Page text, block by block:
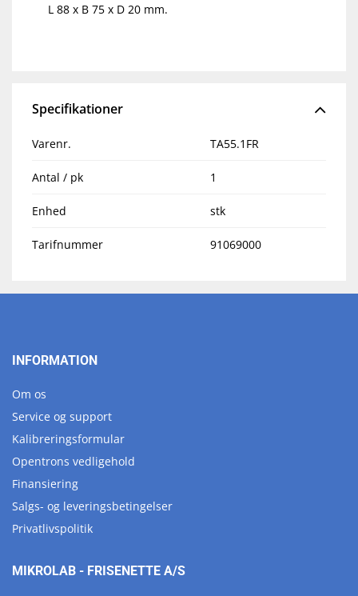
L 88 x B 75 x D 20 mm.
Specifikationer
Varenr. TA55.1FR
Antal / pk 1
Enhed stk
Tarifnummer 91069000
INFORMATION
Om os
Service og support
Kalibreringsformular
Opentrons vedligehold
Finansiering
Salgs- og leveringsbetingelser
Privatlivspolitik
MIKROLAB - FRISENETTE A/S